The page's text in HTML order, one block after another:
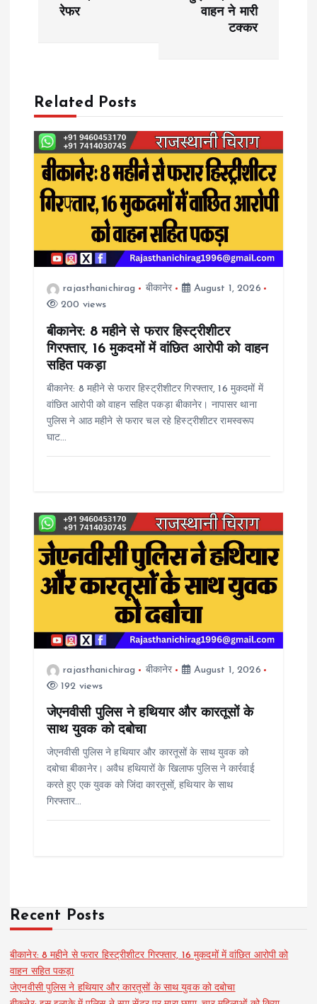
a
v
g
a
रेफर
वाहन ने मारी
टक्कर
Related Posts
rajasthanichirag बीकानेर
August 1, 2026
200 views
बीकानेर: 8 महीने से फरार हिस्ट्रीशीटर
गिरफ्तार, 16 मुकदमों में वांछित आरोपी को वाहन
सहित पकड़ा
बीकानेर: 8 महीने से फरार हिस्ट्रीशीटर गिरफ्तार, 16 मुकदमों में
वांछित आरोपी को वाहन सहित पकड़ा बीकानेर। नापासर थाना
पुलिस ने आठ महीने से फरार चल रहे हिस्ट्रीशीटर रामस्वरूप
घाट…
rajasthanichirag बीकानेर
August 1, 2026
192 views
जेएनवीसी पुलिस ने हथियार और कारतूसों के
साथ युवक को दबोचा
जेएनवीसी पुलिस ने हथियार और कारतूसों के साथ युवक को
दबोचा बीकानेर। अवैध हथियारों के खिलाफ पुलिस ने कार्रवाई
करते हुए एक युवक को जिंदा कारतूसों, हथियार के साथ
गिरफ्तार…
Recent Posts
बीकानेर: 8 महीने से फरार हिस्ट्रीशीटर गिरफ्तार, 16 मुकदमों में वांछित आरोपी को
वाहन सहित पकड़ा
जेएनवीसी पुलिस ने हथियार और कारतूसों के साथ युवक को दबोचा